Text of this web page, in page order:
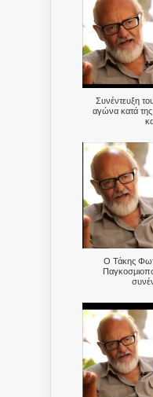
Συνέντευξη
αγώνα κατά
Ο Τάκης